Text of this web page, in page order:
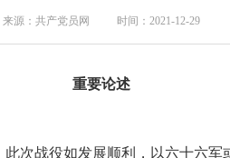
来源：共产党员网 时间：2021-12-29
重要论述
次战役如发展顺利，以六十六